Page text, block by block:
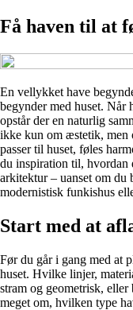
Få haven til at
En vellykket have
begynder med huset. Når
opstår der en naturlig
ikke kun om æstetik, men
passer til huset, føles
du inspiration til, hvordan
arkitektur – uanset om du
modernistisk funkishus
Start med at
Før du går i gang med at
huset. Hvilke linjer,
stram og geometrisk,
meget om, hvilken type